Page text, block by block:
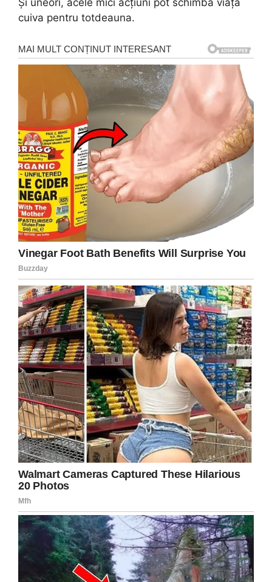
cuiva pentru totdeauna.